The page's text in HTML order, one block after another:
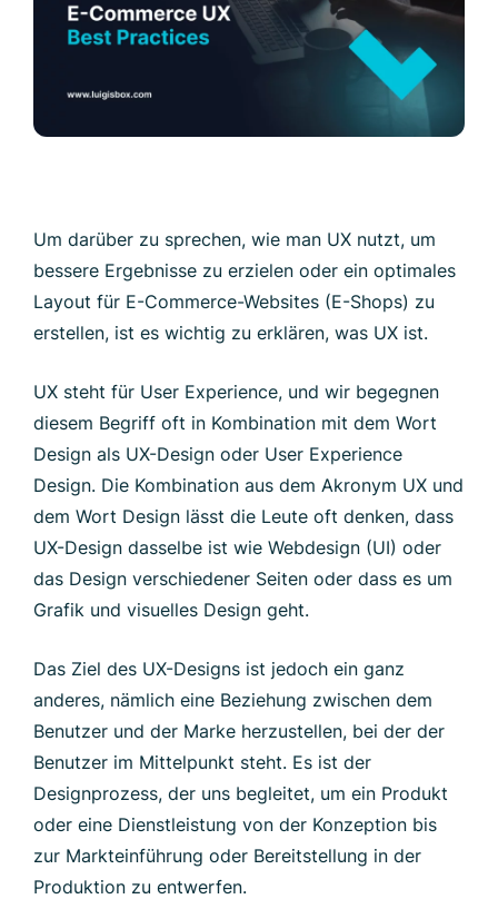
Um darüber zu sprechen, wie man UX nutzt, um
bessere Ergebnisse zu erzielen oder ein optimales
Layout für E-Commerce-Websites (E-Shops) zu
erstellen, ist es wichtig zu erklären, was UX ist.
UX steht für User Experience, und wir begegnen
diesem Begriff oft in Kombination mit dem Wort
Design als UX-Design oder User Experience
Design. Die Kombination aus dem Akronym UX und
dem Wort Design lässt die Leute oft denken, dass
UX-Design dasselbe ist wie Webdesign (UI) oder
das Design verschiedener Seiten oder dass es um
Grafik und visuelles Design geht.
Das Ziel des UX-Designs ist jedoch ein ganz
anderes, nämlich eine Beziehung zwischen dem
Benutzer und der Marke herzustellen, bei der der
Benutzer im Mittelpunkt steht. Es ist der
Designprozess, der uns begleitet, um ein Produkt
oder eine Dienstleistung von der Konzeption bis
zur Markteinführung oder Bereitstellung in der
Produktion zu entwerfen.